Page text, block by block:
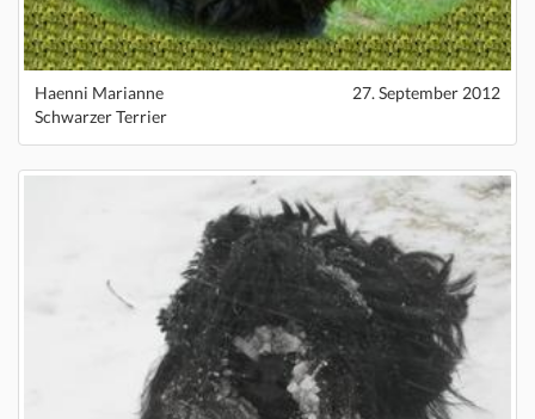
Haenni Marianne
27. September 2012
Schwarzer Terrier